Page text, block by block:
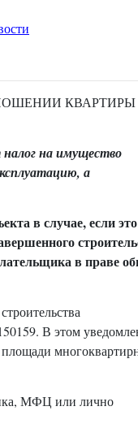
КВАРТИРЫ
на имущество
а
в случае, если это
в праве
В этом
МФЦ или лично